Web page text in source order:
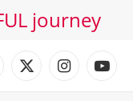
journey
X
Instagram